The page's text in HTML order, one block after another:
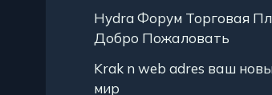
Hydra Форум Торговая
Добро Пожаловать
Krak n web adres ваш
мир